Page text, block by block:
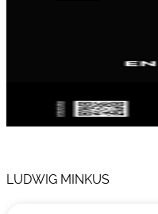
LUDWIG MINKUS